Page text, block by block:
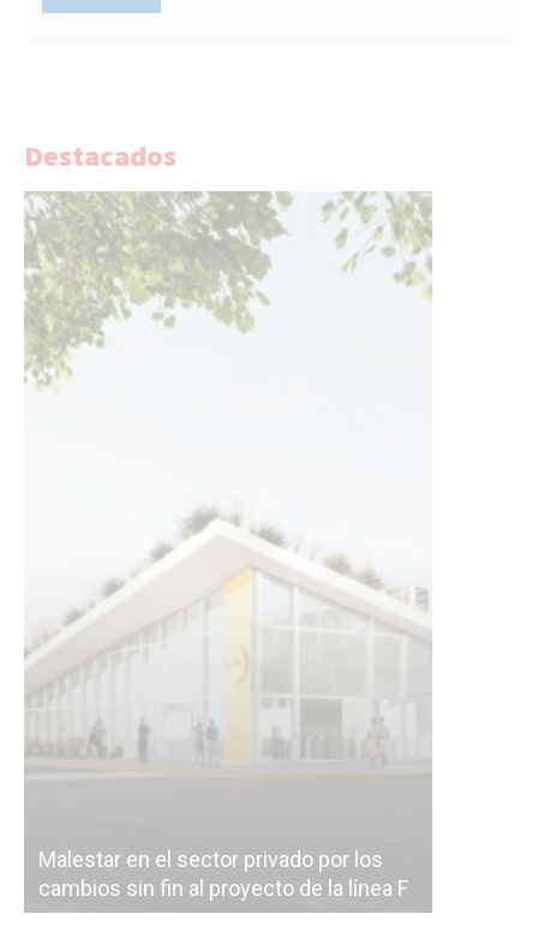
Destacados
Malestar en el sector privado por los
cambios sin fin al proyecto de la línea F